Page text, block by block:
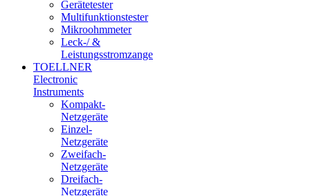
Gerätetester
Multifunktionstester
Mikroohmmeter
Leck-/ &
Leistungsstromzange
TOELLNER
Electronic
Instruments
Kompakt-
Netzgeräte
Einzel-
Netzgeräte
Zweifach-
Netzgeräte
Dreifach-
Netzgeräte